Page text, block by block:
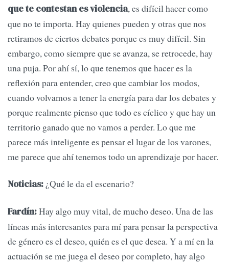
que te contestan es violencia, es difícil hacer como
que no te importa. Hay quienes pueden y otras que nos
retiramos de ciertos debates porque es muy difícil. Sin
embargo, como siempre que se avanza, se retrocede, hay
una puja. Por ahí sí, lo que tenemos que hacer es la
reflexión para entender, creo que cambiar los modos,
cuando volvamos a tener la energía para dar los debates y
porque realmente pienso que todo es cíclico y que hay un
territorio ganado que no vamos a perder. Lo que me
parece más inteligente es pensar el lugar de los varones,
me parece que ahí tenemos todo un aprendizaje por hacer.
Noticias: ¿Qué le da el escenario?
Fardín:Hay algo muy vital, de mucho deseo. Una de las
líneas más interesantes para mí para pensar la perspectiva
de género es el deseo, quién es el que desea. Y a mí en la
actuación se me juega el deseo por completo, hay algo